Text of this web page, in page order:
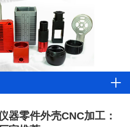
器零件外壳CNC加工：